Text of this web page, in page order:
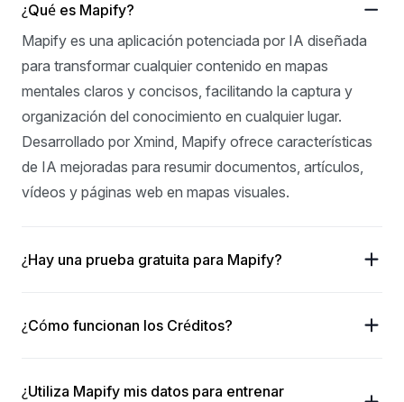
¿Qué es Mapify?
Mapify es una aplicación potenciada por IA diseñada
para transformar cualquier contenido en mapas
mentales claros y concisos, facilitando la captura y
organización del conocimiento en cualquier lugar.
Desarrollado por Xmind, Mapify ofrece características
de IA mejoradas para resumir documentos, artículos,
vídeos y páginas web en mapas visuales.
¿Hay una prueba gratuita para Mapify?
¿Cómo funcionan los Créditos?
¿Utiliza Mapify mis datos para entrenar